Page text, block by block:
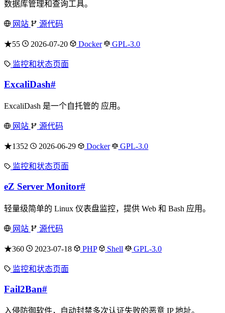
数据库管理和查询工具。
网站 源代码
★55 2026-07-20 Docker GPL-3.0
监控和状态页面
ExcaliDash#
ExcaliDash 是一个自托管的 应用。
网站 源代码
★1352 2026-06-29 Docker GPL-3.0
监控和状态页面
eZ Server Monitor#
轻量级简单的 Linux 仪表盘监控，提供 Web 和 Bash 应用。
网站 源代码
★360 2023-07-18 PHP Shell GPL-3.0
监控和状态页面
Fail2Ban#
入侵防御软件，自动封禁多次认证失败的恶意 IP 地址。